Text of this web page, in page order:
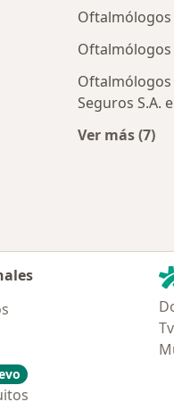
más tratadas
Oftalmólogos
Oftalmólogos
Oftalmólogos
Seguros S.A.
Ver más (7)